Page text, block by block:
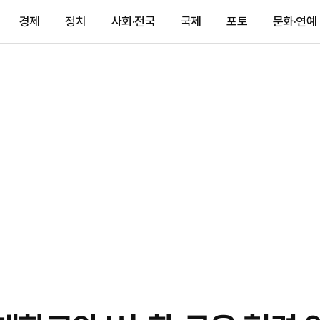
경제 정치 사회·전국 국제 포토 문화·연예